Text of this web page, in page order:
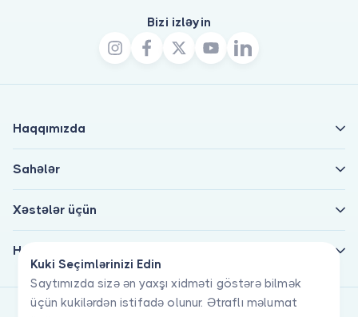
Kuki Seçimlərinizi Edin
Saytımızda sizə ən yaxşı xidməti göstərə bilmək
üçün kukilərdən istifadə olunur. Ətraflı məlumat
Bizi izləyin
Haqqımızda
Sahələr
Xəstələr üçün
Həkimlər üçün